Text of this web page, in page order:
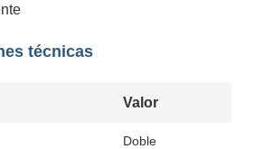
técnicas
Valor
Doble